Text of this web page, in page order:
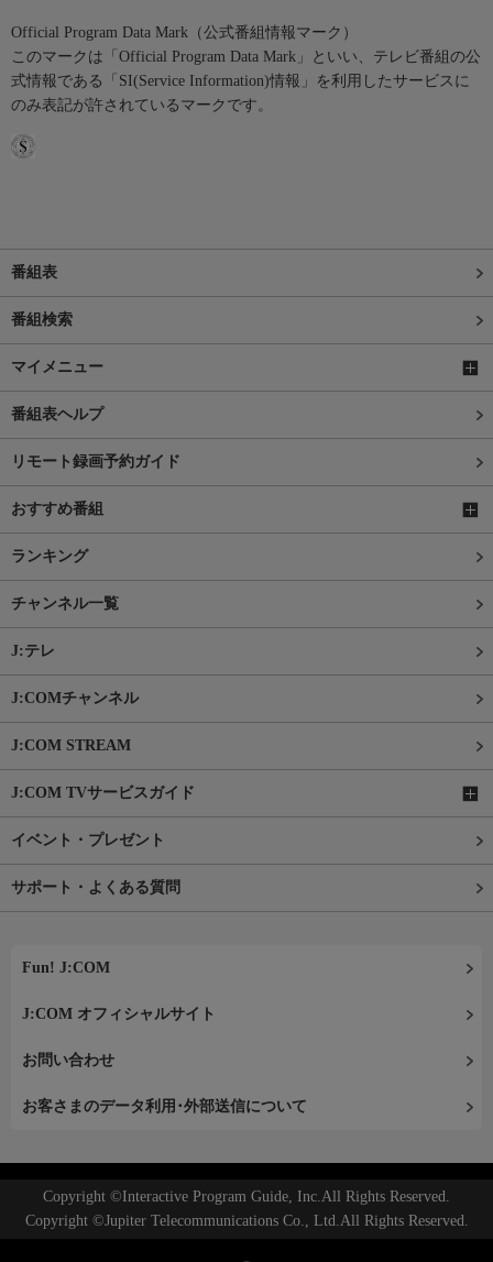
Official Program Data Mark（公式番組情報マーク）
このマークは「Official Program Data Mark」といい、テレビ番組の公
式情報である「SI(Service Information)情報」を利用したサービスに
のみ表記が許されているマークです。
番組表
番組検索
マイメニュー
番組表ヘルプ
リモート録画予約ガイド
おすすめ番組
ランキング
チャンネル一覧
J:テレ
J:COMチャンネル
J:COM STREAM
J:COM TVサービスガイド
イベント・プレゼント
サポート・よくある質問
Fun! J:COM
J:COM オフィシャルサイト
お問い合わせ
お客さまのデータ利用･外部送信について
Copyright ©Interactive Program Guide, Inc.All Rights Reserved.
Copyright ©Jupiter Telecommunications Co., Ltd.All Rights Reserved.